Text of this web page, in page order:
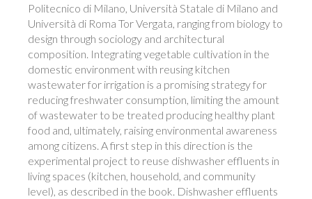
Politecnico di Milano, Università Statale di Milano and
Università di Roma Tor Vergata, ranging from biology to
design through sociology and architectural
composition. Integrating vegetable cultivation in the
domestic environment with reusing kitchen
wastewater for irrigation is a promising strategy for
reducing freshwater consumption, limiting the amount
of wastewater to be treated producing healthy plant
food and, ultimately, raising environmental awareness
among citizens. A first step in this direction is the
experimental project to reuse dishwasher effluents in
living spaces (kitchen, household, and community
level), as described in the book. Dishwasher effluents